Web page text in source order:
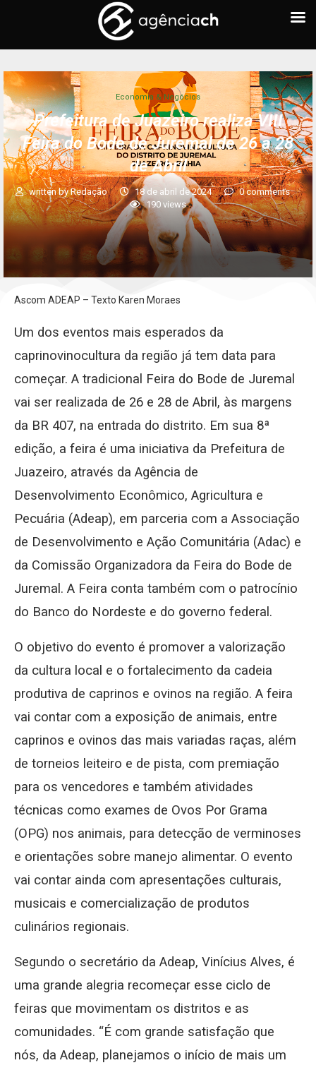
Economia & Negócios
Prefeitura de Juazeiro realiza VIII
Feira do Bode de Juremal de 26 a 28
de Abril
written byRedação 18 de abril de 2024
0 comments
190 views
Ascom ADEAP – Texto Karen Moraes
Um dos eventos mais esperados da
caprinovinocultura da região já tem data para
começar. A tradicional Feira do Bode de Juremal
vai ser realizada de 26 e 28 de Abril, às margens
da BR 407, na entrada do distrito. Em sua 8ª
edição, a feira é uma iniciativa da Prefeitura de
Juazeiro, através da Agência de
Desenvolvimento Econômico, Agricultura e
Pecuária (Adeap), em parceria com a Associação
de Desenvolvimento e Ação Comunitária (Adac) e
da Comissão Organizadora da Feira do Bode de
Juremal. A Feira conta também com o patrocínio
do Banco do Nordeste e do governo federal.
O objetivo do evento é promover a valorização
da cultura local e o fortalecimento da cadeia
produtiva de caprinos e ovinos na região. A feira
vai contar com a exposição de animais, entre
caprinos e ovinos das mais variadas raças, além
de torneios leiteiro e de pista, com premiação
para os vencedores e também atividades
técnicas como exames de Ovos Por Grama
(OPG) nos animais, para detecção de verminoses
e orientações sobre manejo alimentar. O evento
vai contar ainda com apresentações culturais,
musicais e comercialização de produtos
culinários regionais.
Segundo o secretário da Adeap, Vinícius Alves, é
uma grande alegria recomeçar esse ciclo de
feiras que movimentam os distritos e as
comunidades. “É com grande satisfação que
nós, da Adeap, planejamos o início de mais um